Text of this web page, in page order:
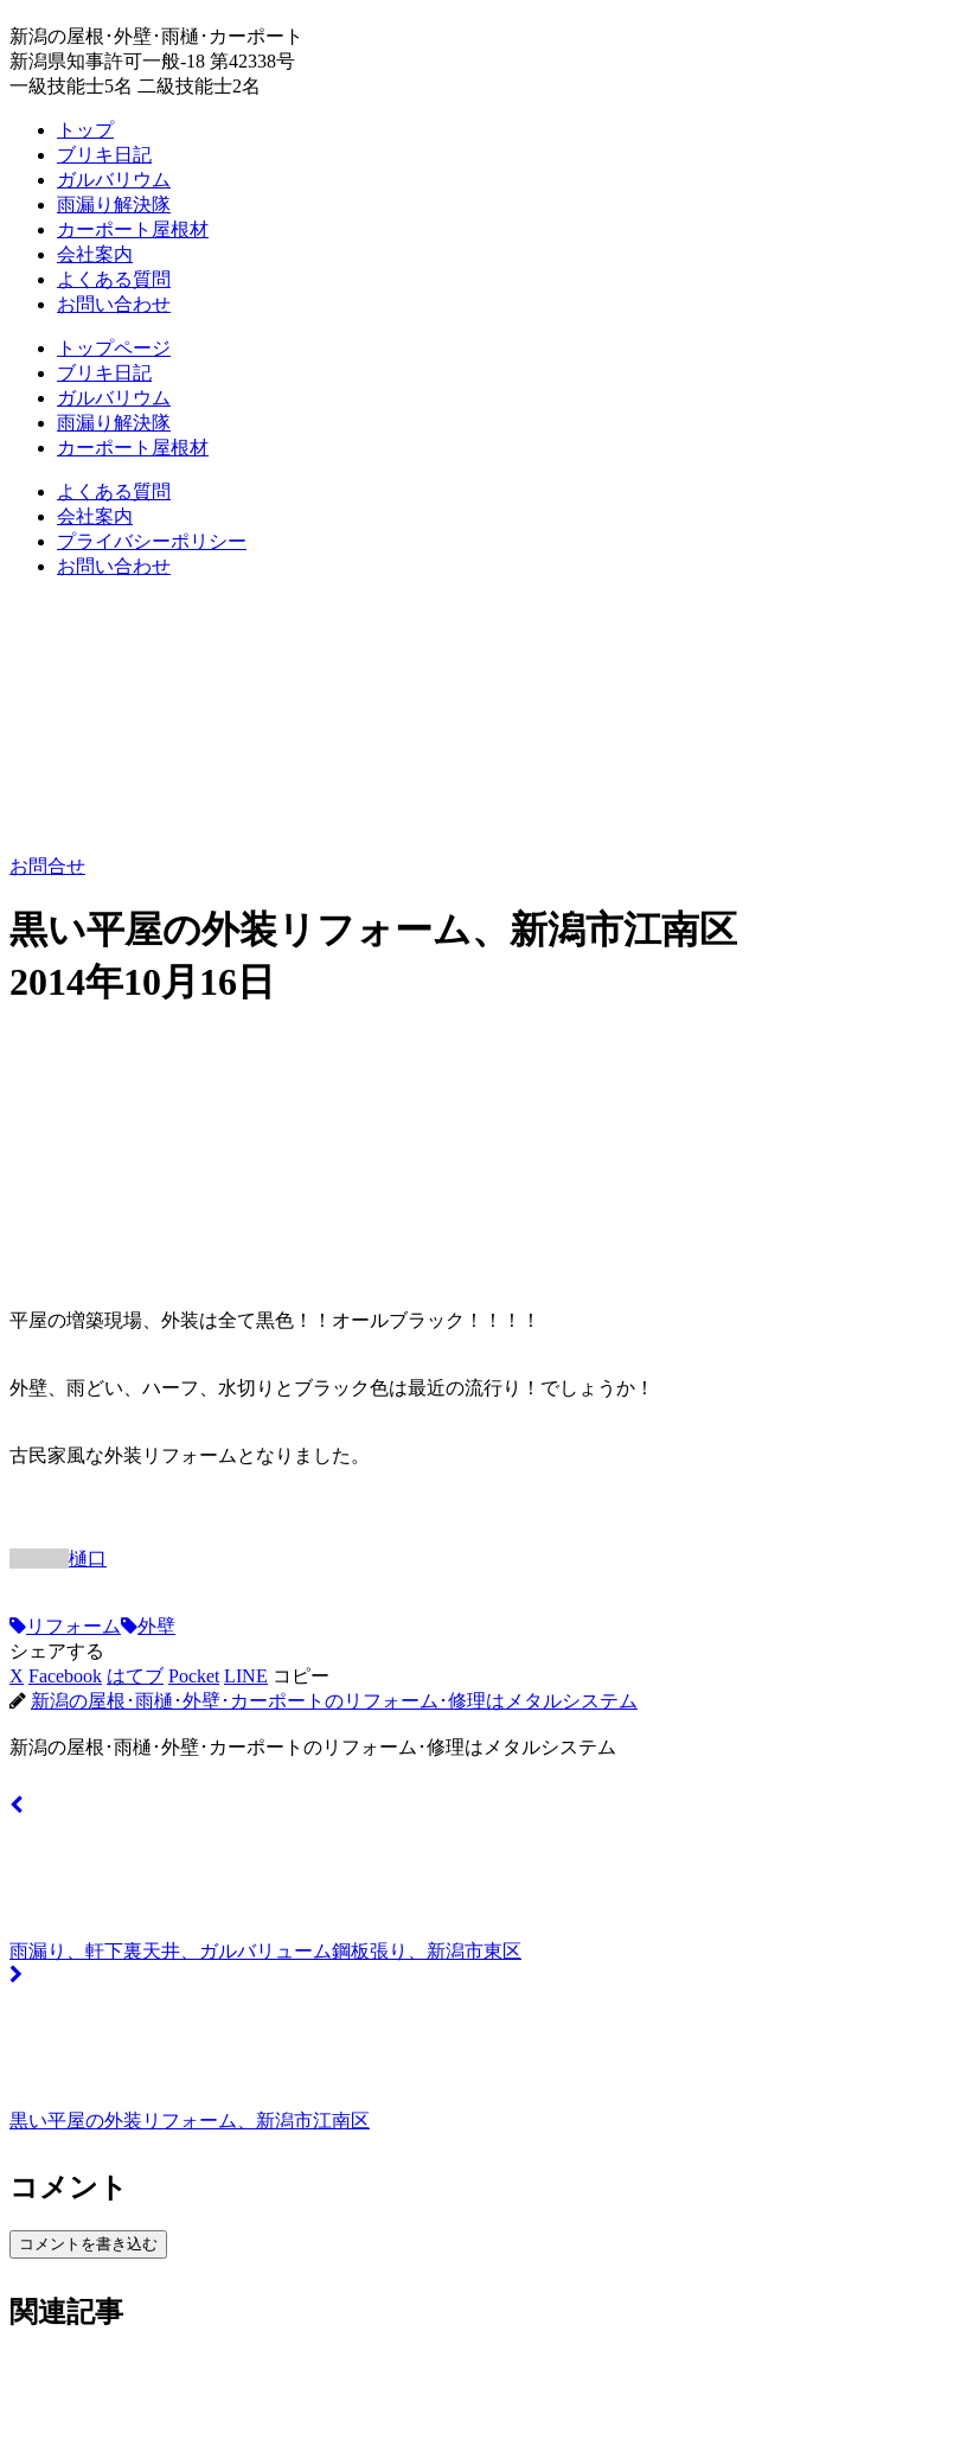
新潟の屋根･外壁･雨樋･カーポート
新潟県知事許可一般-18 第42338号
一級技能士5名 二級技能士2名
トップ
ブリキ日記
ガルバリウム
雨漏り解決隊
カーポート屋根材
会社案内
よくある質問
お問い合わせ
トップページ
ブリキ日記
ガルバリウム
雨漏り解決隊
カーポート屋根材
よくある質問
会社案内
プライバシーポリシー
お問い合わせ
お問合せ
黒い平屋の外装リフォーム、新潟市江南区
2014年10月16日
平屋の増築現場、外装は全て黒色！！オールブラック！！！！
外壁、雨どい、ハーフ、水切りとブラック色は最近の流行り！でしょうか！
古民家風な外装リフォームとなりました。
樋口
リフォーム
外壁
シェアする
X Facebook はてブ Pocket LINE コピー
新潟の屋根･雨樋･外壁･カーポートのリフォーム･修理はメタルシステム
新潟の屋根･雨樋･外壁･カーポートのリフォーム･修理はメタルシステム
雨漏り、軒下裏天井、ガルバリューム鋼板張り、新潟市東区
黒い平屋の外装リフォーム、新潟市江南区
コメント
コメントを書き込む
関連記事